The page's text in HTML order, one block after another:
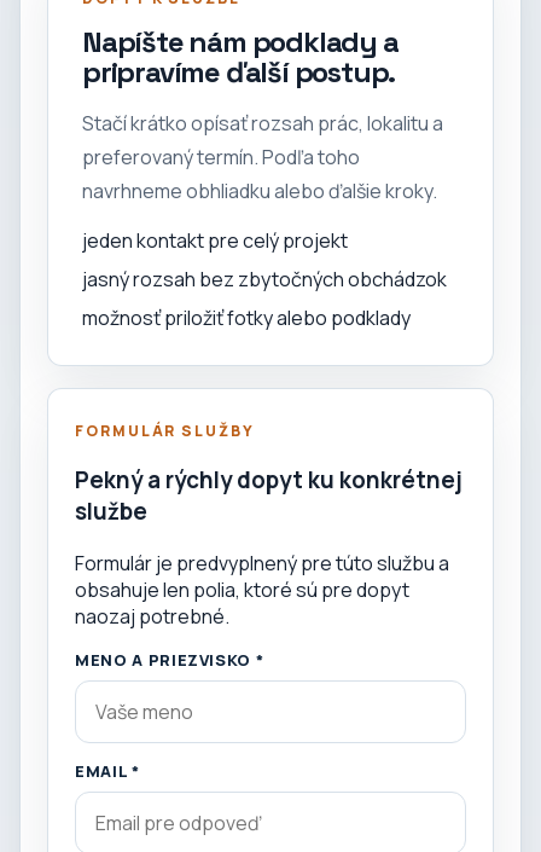
Napíšte nám podklady a
pripravíme ďalší postup.
Stačí krátko opísať rozsah prác, lokalitu a
preferovaný termín. Podľa toho
navrhneme obhliadku alebo ďalšie kroky.
jeden kontakt pre celý projekt
jasný rozsah bez zbytočných obchádzok
možnosť priložiť fotky alebo podklady
FORMULÁR SLUŽBY
Pekný a rýchly dopyt ku konkrétnej
službe
Formulár je predvyplnený pre túto službu a
obsahuje len polia, ktoré sú pre dopyt
naozaj potrebné.
MENO A PRIEZVISKO *
EMAIL *